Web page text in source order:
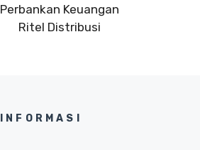
Perbankan Keuangan
Ritel Distribusi
INFORMASI